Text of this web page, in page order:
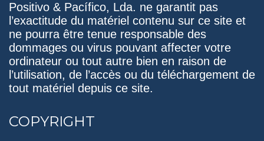
Positivo & Pacífico, Lda. ne garantit pas
l’exactitude du matériel contenu sur ce site et
ne pourra être tenue responsable des
dommages ou virus pouvant affecter votre
ordinateur ou tout autre bien en raison de
l’utilisation, de l’accès ou du téléchargement de
tout matériel depuis ce site.
COPYRIGHT